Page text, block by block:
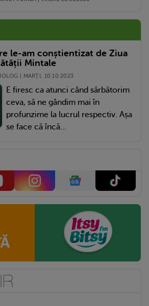
le-am conștientizat de Ziua
Mintale
| MARŢI, 10.10.2023
E firesc ca atunci când sărbătorim
ceva, să ne gândim mai în
profunzime la lucrul respectiv. Așa
se face că încă...